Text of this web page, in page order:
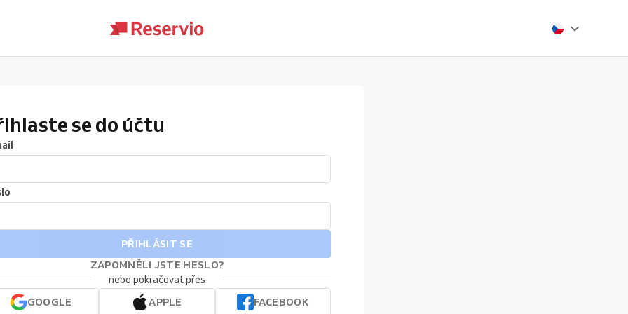
se do účtu
PŘIHLÁSIT SE
ZAPOMNĚLI JSTE HESLO?
nebo pokračovat přes
GOOGLE
APPLE FACEBOOK